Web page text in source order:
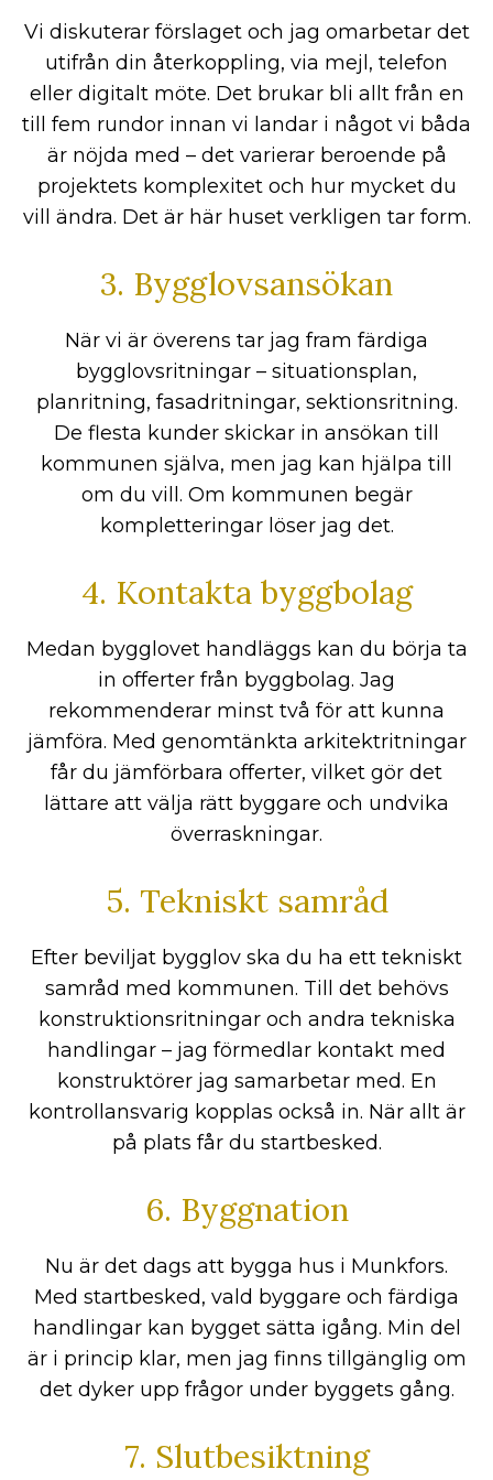
Vi diskuterar förslaget och jag omarbetar det
utifrån din återkoppling, via mejl, telefon
eller digitalt möte. Det brukar bli allt från en
till fem rundor innan vi landar i något vi båda
är nöjda med – det varierar beroende på
projektets komplexitet och hur mycket du
vill ändra. Det är här huset verkligen tar form.
3. Bygglovsansökan
När vi är överens tar jag fram färdiga
bygglovsritningar – situationsplan,
planritning, fasadritningar, sektionsritning.
De flesta kunder skickar in ansökan till
kommunen själva, men jag kan hjälpa till
om du vill. Om kommunen begär
kompletteringar löser jag det.
4. Kontakta byggbolag
Medan bygglovet handläggs kan du börja ta
in offerter från byggbolag. Jag
rekommenderar minst två för att kunna
jämföra. Med genomtänkta arkitektritningar
får du jämförbara offerter, vilket gör det
lättare att välja rätt byggare och undvika
överraskningar.
5. Tekniskt samråd
Efter beviljat bygglov ska du ha ett tekniskt
samråd med kommunen. Till det behövs
konstruktionsritningar och andra tekniska
handlingar – jag förmedlar kontakt med
konstruktörer jag samarbetar med. En
kontrollansvarig kopplas också in. När allt är
på plats får du startbesked.
6. Byggnation
Nu är det dags att bygga hus i Munkfors.
Med startbesked, vald byggare och färdiga
handlingar kan bygget sätta igång. Min del
är i princip klar, men jag finns tillgänglig om
det dyker upp frågor under byggets gång.
7. Slutbesiktning